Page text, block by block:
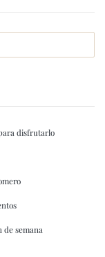
disfrutarlo
semana